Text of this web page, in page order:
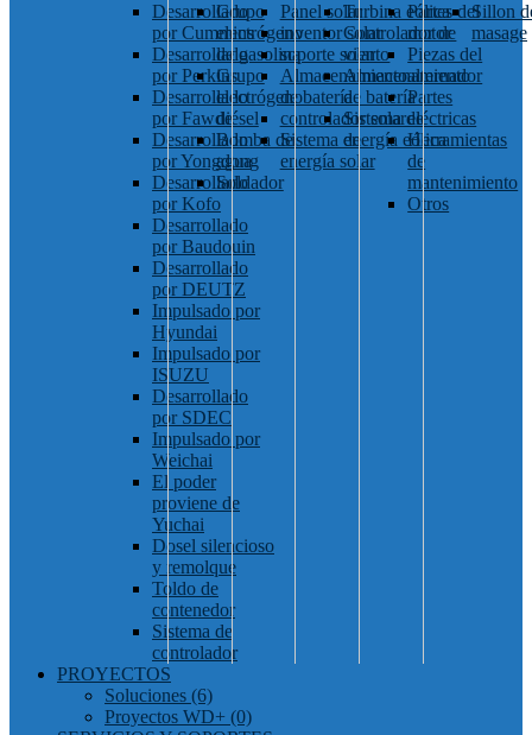
Desarrollado
por Cummins
Desarrollado
por Perkins
Desarrollado
por Fawde
Desarrollado
por Yongdong
Desarrollado
por Kofo
Desarrollado
por Baudouin
Desarrollado
por DEUTZ
Impulsado por
Hyundai
Impulsado por
ISUZU
Desarrollado
por SDEC
Impulsado por
Weichai
El poder
proviene de
Yuchai
Dosel silencioso
y remolque
Toldo de
contenedor
Sistema de
controlador
Grupo
electrógeno
de gasolina
Grupo
electrógeno
diésel
Bomba de
agua
Soldador
Panel solar
inventor solar
soporte solar
Almacenamiento
de batería
controlador solar
Sistema de
energía solar
Turbina eólica
Controlador de
viento
Almacenamiento
de batería
Sistema de
energía eólica
Partes del
motor
Piezas del
alternador
Partes
eléctricas
Herramientas
de
mantenimiento
Otros
Sillon
masage
PROYECTOS
Soluciones (6)
Proyectos WD+ (0)